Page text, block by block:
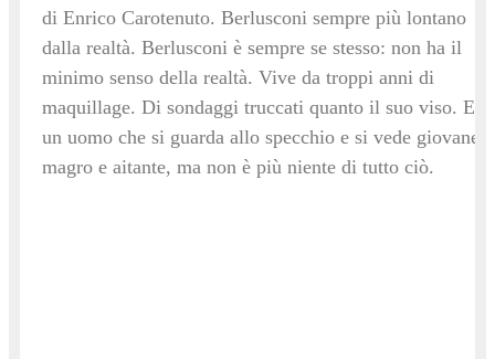
di Enrico Carotenuto. Berlusconi sempre più lontano
dalla realtà. Berlusconi è sempre se stesso: non ha il
minimo senso della realtà. Vive da troppi anni di
maquillage. Di sondaggi truccati quanto il suo viso. E’
un uomo che si guarda allo specchio e si vede giovane,
magro e aitante, ma non è più niente di tutto ciò.